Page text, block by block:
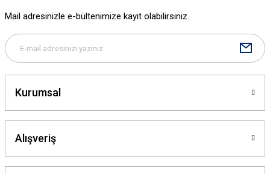
Bu ürüne benzer farklı alternatifler olmalı.
Mail adresinizle e-bültenimize kayıt olabilirsiniz.
Kurumsal
Alışveriş